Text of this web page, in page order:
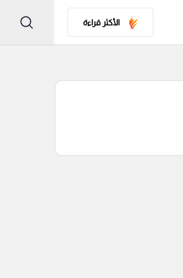
الأكثر قراءة